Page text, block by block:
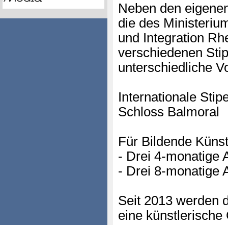
Neben den
die des
und Integration
verschiedenen
unterschiedliche
Internationale
Schloss Balmoral
Für Bildende
- Drei 4-monatige
- Drei 8-monatige
Seit 2013 werden
eine künstlerische